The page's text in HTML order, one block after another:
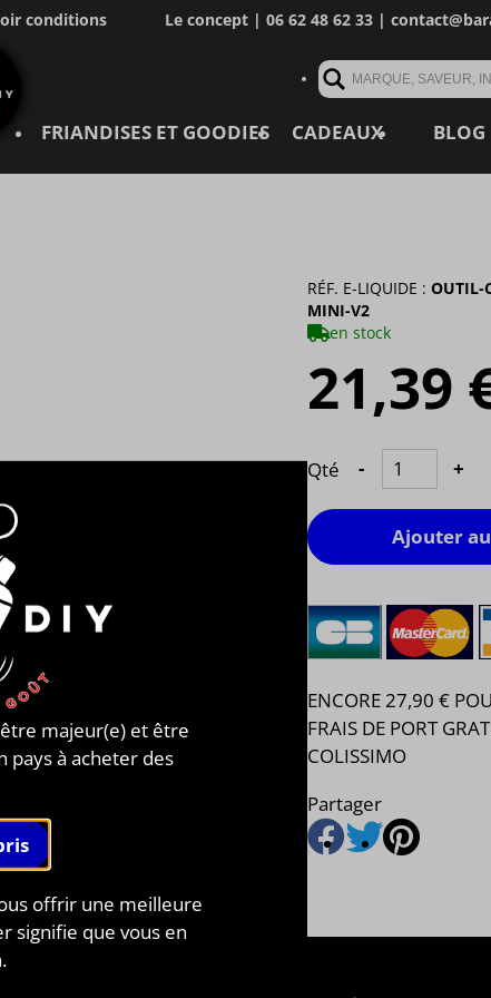
conditions Le concept| 06 62 48 62 33 |
FRIANDISES ET GOODIES CADEAUX BLOG
Kit Mini V2 de Coil
partout.
matériaux qui résistent
inégalable à la
RÉF. E-LIQUIDE : OUTIL-
MINI-V2
en stock
21,39
Qté - +
Ajouter
ENCORE 27,90 €
FRAIS DE PORT
COLISSIMO
Partager
majeur(e) et être
pays à acheter des
offrir une meilleure
signifie que vous en